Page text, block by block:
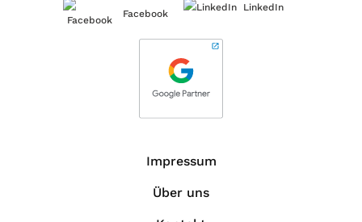
Facebook
LinkedIn
Impressum
Über uns